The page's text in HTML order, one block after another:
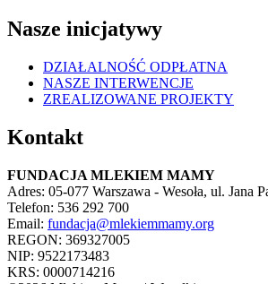
Nasze inicjatywy
DZIAŁALNOŚĆ ODPŁATNA
NASZE INTERWENCJE
ZREALIZOWANE PROJEKTY
Kontakt
FUNDACJA MLEKIEM MAMY
Adres: 05-077 Warszawa - Wesoła, ul. Jana
Telefon: 536 292 700
Email: fundacja@mlekiemmamy.org
REGON: 369327005
NIP: 9522173483
KRS: 0000714216